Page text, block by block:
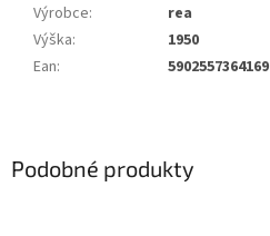
Výrobce:
rea
Výška:
1950
Ean: 5902557364169
Podobné produkty